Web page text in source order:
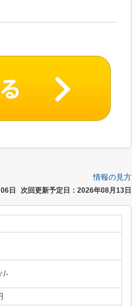
情報の見方
日 次回更新予定日：2026年08月13日
/-